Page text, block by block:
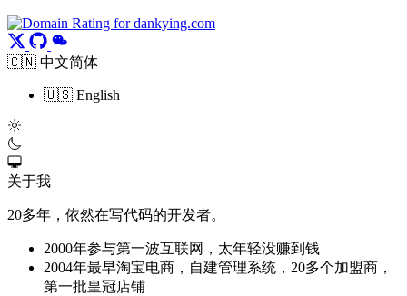
🇨🇳 中文简体
🇺🇸 English
关于我
20多年，依然在写代码的开发者。
2000年参与第一波互联网，太年轻没赚到钱
2004年最早淘宝电商，自建管理系统，20多个加盟商，
第一批皇冠店铺